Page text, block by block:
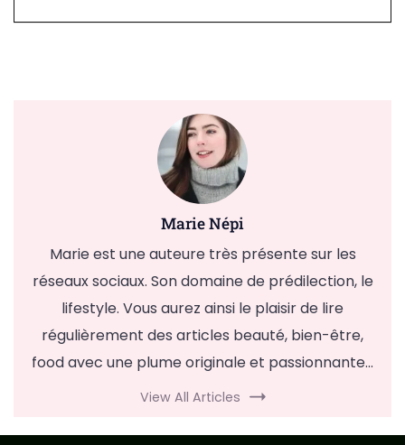
Marie Népi
Marie est une auteure très présente sur les
réseaux sociaux. Son domaine de prédilection, le
lifestyle. Vous aurez ainsi le plaisir de lire
régulièrement des articles beauté, bien-être,
food avec une plume originale et passionnante...
View All Articles